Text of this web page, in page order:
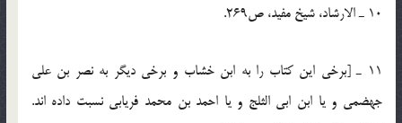
10 ـ الارشاد، شیخ مفید، ص269.
11 ـ [برخی این کتاب را به ابن خشاب و برخی دیگر به نصر بن علی
جهضمی و یا ابن ابی الثلج و یا احمد بن محمد فریابی نسبت داده اند.